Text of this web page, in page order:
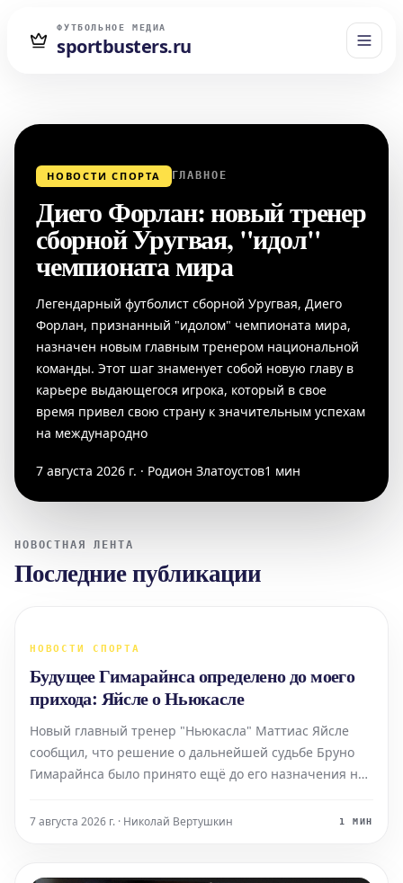
ФУТБОЛЬНОЕ МЕДИА
sportbusters.ru
НОВОСТИ СПОРТА ГЛАВНОЕ
Диего Форлан: новый тренер
сборной Уругвая, "идол"
чемпионата мира
Легендарный футболист сборной Уругвая, Диего
Форлан, признанный "идолом" чемпионата мира,
назначен новым главным тренером национальной
команды. Этот шаг знаменует собой новую главу в
карьере выдающегося игрока, который в свое
время привел свою страну к значительным успехам
на международно
7 августа 2026 г. · Родион Златоустов1 мин
НОВОСТНАЯ ЛЕНТА
Последние публикации
НОВОСТИ СПОРТА
Будущее Гимарайнса определено до моего
прихода: Яйсле о Ньюкасле
Новый главный тренер "Ньюкасла" Маттиас Яйсле
сообщил, что решение о дальнейшей судьбе Бруно
Гимарайнса было принято ещё до его назначения на
повлиять на это решение.
7 августа 2026 г. · Николай Вертушкин 1 МИН